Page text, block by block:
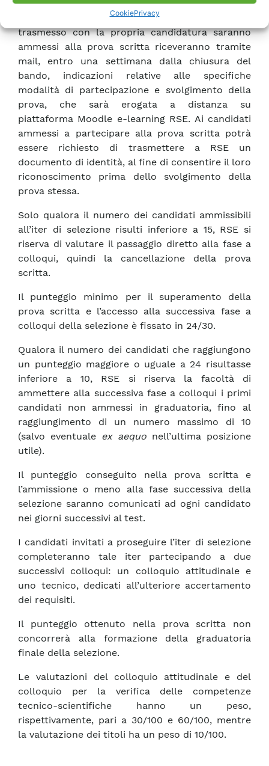
CookiePrivacy
I candidati che in base all’esame del CV
trasmesso con la propria candidatura saranno
ammessi alla prova scritta riceveranno tramite
mail, entro una settimana dalla chiusura del
bando, indicazioni relative alle specifiche
modalità di partecipazione e svolgimento della
prova, che sarà erogata a distanza su
piattaforma Moodle e-learning RSE. Ai candidati
ammessi a partecipare alla prova scritta potrà
essere richiesto di trasmettere a RSE un
documento di identità, al fine di consentire il loro
riconoscimento prima dello svolgimento della
prova stessa.
Solo qualora il numero dei candidati ammissibili
all’iter di selezione risulti inferiore a 15, RSE si
riserva di valutare il passaggio diretto alla fase a
colloqui, quindi la cancellazione della prova
scritta.
Il punteggio minimo per il superamento della
prova scritta e l’accesso alla successiva fase a
colloqui della selezione è fissato in 24/30.
Qualora il numero dei candidati che raggiungono
un punteggio maggiore o uguale a 24 risultasse
inferiore a 10, RSE si riserva la facoltà di
ammettere alla successiva fase a colloqui i primi
candidati non ammessi in graduatoria, fino al
raggiungimento di un numero massimo di 10
(salvo eventuale ex aequo nell’ultima posizione
utile).
Il punteggio conseguito nella prova scritta e
l’ammissione o meno alla fase successiva della
selezione saranno comunicati ad ogni candidato
nei giorni successivi al test.
I candidati invitati a proseguire l’iter di selezione
completeranno tale iter partecipando a due
successivi colloqui: un colloquio attitudinale e
uno tecnico, dedicati all’ulteriore accertamento
dei requisiti.
Il punteggio ottenuto nella prova scritta non
concorrerà alla formazione della graduatoria
finale della selezione.
Le valutazioni del colloquio attitudinale e del
colloquio per la verifica delle competenze
tecnico-scientifiche hanno un peso,
rispettivamente, pari a 30/100 e 60/100, mentre
la valutazione dei titoli ha un peso di 10/100.